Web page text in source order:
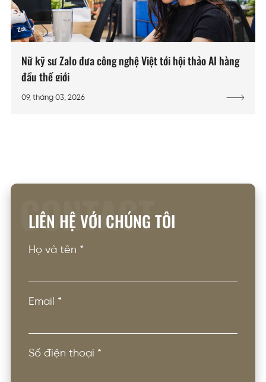
Nữ kỹ sư Zalo đưa công nghệ Việt tới hội thảo AI hàng
đầu thế giới
09, tháng 03, 2026
CONTACT
LIÊN HỆ VỚI CHÚNG TÔI
Họ và tên *
Email *
Số điện thoại *